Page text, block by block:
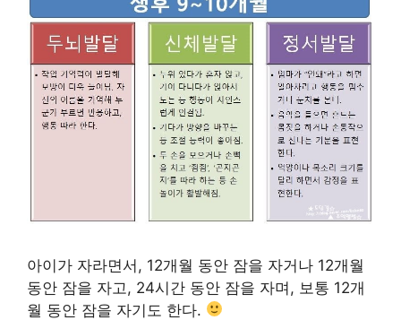
아이가 자라면서, 12개월 동안 잠을 자거나 12개월
동안 잠을 자고, 24시간 동안 잠을 자며, 보통 12개
월 동안 잠을 자기도 한다.